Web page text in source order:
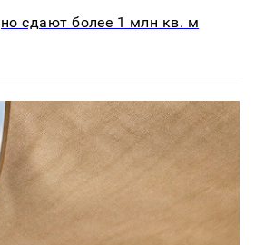
сдают более 1 млн кв. м